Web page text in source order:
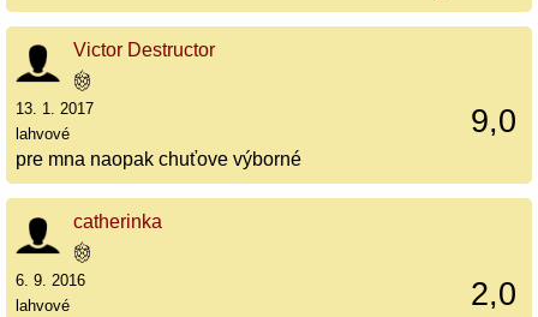
Victor Destructor
9,0
13. 1. 2017
lahvové
pre mna naopak chuťove výborné
catherinka
2,0
6. 9. 2016
lahvové